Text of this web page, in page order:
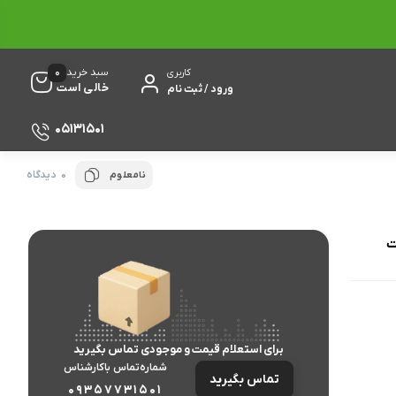
کاربری
ورود / ثبت نام
سبد خرید
خالی است
0
05131501
نامعلوم 0 دیدگاه
برای استعلام قیمت و موجودی تماس بگیرید
تماس بگیرید
شماره‌تماس‌ با‌کارشناس
09357731501